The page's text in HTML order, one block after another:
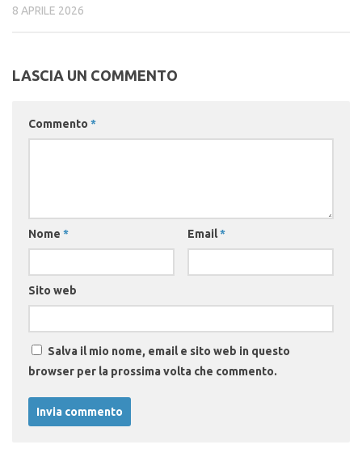
8 APRILE 2026
LASCIA UN COMMENTO
Commento *
Nome * Email*
Sito web
Salva il mio nome, email e sito web in questo
browser per la prossima volta che commento.